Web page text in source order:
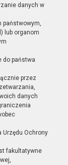
danych w
państwowym,
lub organom
do państwa
przez
danych
Urzędu Ochrony
fakultatywne